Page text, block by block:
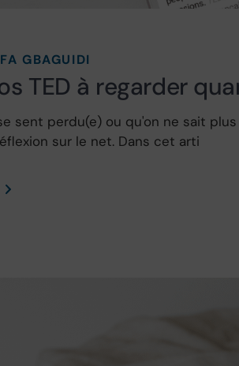
GBAGUIDI
TED à regarder
sent perdu(e) ou qu'on ne sait
sur le net. Dans cet arti